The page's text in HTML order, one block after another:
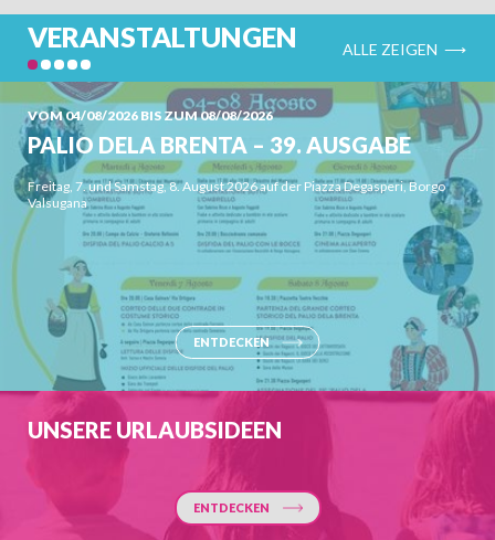
VERANSTALTUNGEN ALLE ZEIGEN ⟶
VOM 04/08/2026 BIS ZUM 08/08/2026
PALIO DELA BRENTA – 39. AUSGABE
Freitag, 7. und Samstag, 8. August 2026 auf der Piazza Degasperi, Borgo
Valsugana
ENTDECKEN
UNSERE URLAUBSIDEEN
ENTDECKEN